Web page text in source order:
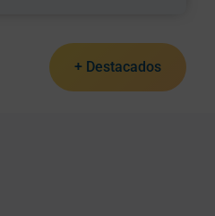
+ Destacados